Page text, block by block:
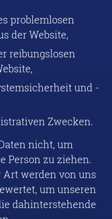
problemlosen
der Website,
reibungslosen
und -
Zwecken.
nicht, um
Person zu ziehen.
werden von uns
um unseren
dahinterstehende